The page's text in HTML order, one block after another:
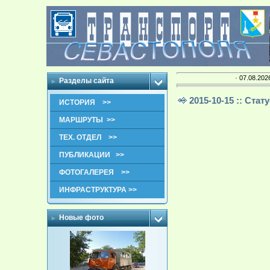
Разделы сайта
ИСТОРИЯ >>
МАРШРУТЫ >>
ТЕХ. ОТДЕЛ >>
ПУБЛИКАЦИИ >>
ФОТОГАЛЕРЕЯ >>
ИНФРАСТРУКТУРА >>
Новые фото
·
2015-10-15 ::